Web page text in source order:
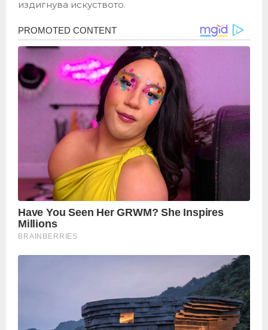
издигнува искуството.